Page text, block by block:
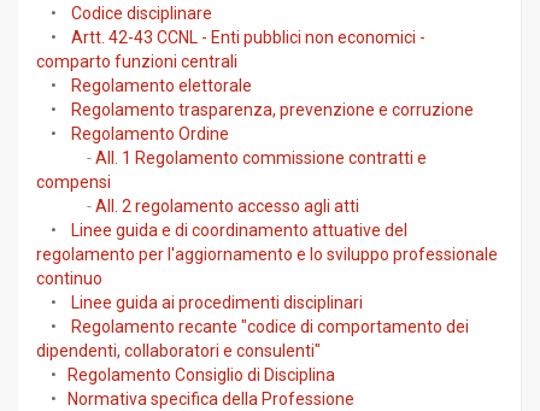
• Codice disciplinare
• Artt. 42-43 CCNL - Enti pubblici non economici -
comparto funzioni centrali
•
Regolamento elettorale
•
Regolamento trasparenza, prevenzione e corruzione
•
Regolamento Ordine
-All. 1 Regolamento commissione contratti e
compensi
-All. 2 regolamento accesso agli atti
•
Linee guida e di coordinamento attuative del
regolamento per l'aggiornamento e lo sviluppo professionale
continuo
•
Linee guida ai procedimenti disciplinari
•
Regolamento recante "codice di comportamento dei
dipendenti, collaboratori e consulenti"
•
Regolamento Consiglio di Disciplina
•
Normativa specifica della Professione